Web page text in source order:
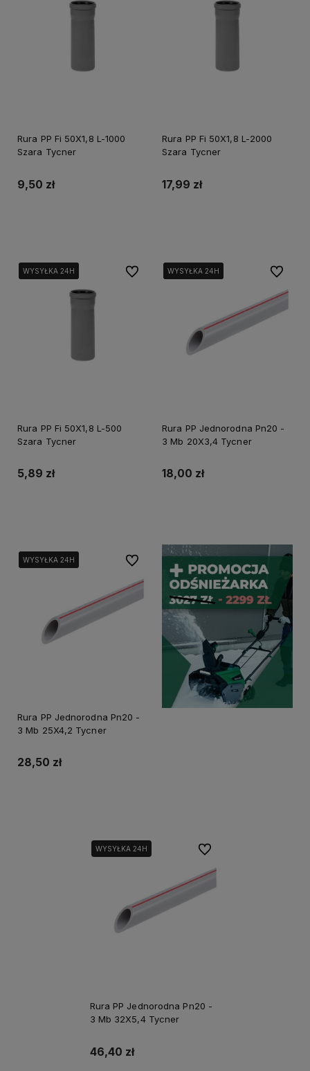
Rura PP Fi 50X1,8 L-1000
Szara Tycner
9,50 zł
Rura PP Fi 50X1,8 L-2000
Szara Tycner
17,99 zł
WYSYŁKA 24H
WYSYŁKA 24H
WYSYŁKA 24H
Rura PP Fi 50X1,8 L-500
Szara Tycner
5,89 zł
Do ulubionychWYSYŁKA 24H
WYSYŁKA 24H
WYSYŁKA 24H
Rura PP Jednorodna Pn20 -
3 Mb 20X3,4 Tycner
18,00 zł
Do
WYSYŁKA 24H
WYSYŁKA 24H
WYSYŁKA 24H
Rura PP Jednorodna Pn20 -
3 Mb 25X4,2 Tycner
28,50 zł
Do ulubionych
WYSYŁKA 24H
Rura PP Jednorodna Pn20 -
3 Mb 32X5,4 Tycner
46,40 zł
Do ulubionych